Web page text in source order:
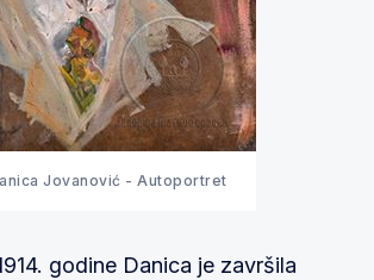
Jovanović - Autoportret
godine Danica je završila